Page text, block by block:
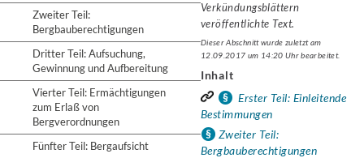
Zweiter Teil:
Bergbauberechtigungen
Dritter Teil: Aufsuchung,
Gewinnung und Aufbereitung
Vierter Teil: Ermächtigungen
zum Erlaß von
Bergverordnungen
Fünfter Teil: Bergaufsicht
Verkündungsblättern
veröffentlichte Text.
Dieser Abschnitt wurde zuletzt am
12.09.2017 um 14:20 Uhr bearbeitet.
Inhalt
Erster Teil: Einleitende
Bestimmungen
Zweiter Teil:
Bergbauberechtigungen